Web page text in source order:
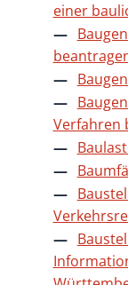
einer
Verfahren